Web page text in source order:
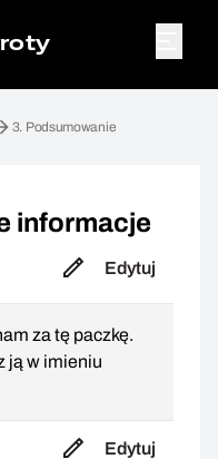
3. Podsumowanie
informacje
Edytuj
za tę paczkę.
ją w imieniu
Edytuj